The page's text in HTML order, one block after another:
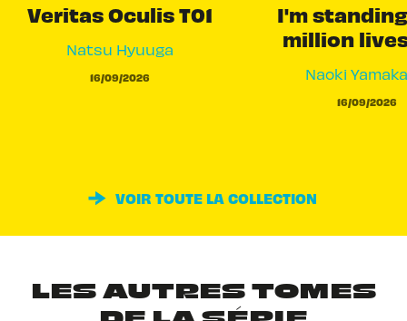
Veritas Oculis T01
Natsu Hyuuga
16/09/2026
I'm
million
Naoki
16/09/2026
VOIR TOUTE LA COLLECTION
LES AUTRES TOMES